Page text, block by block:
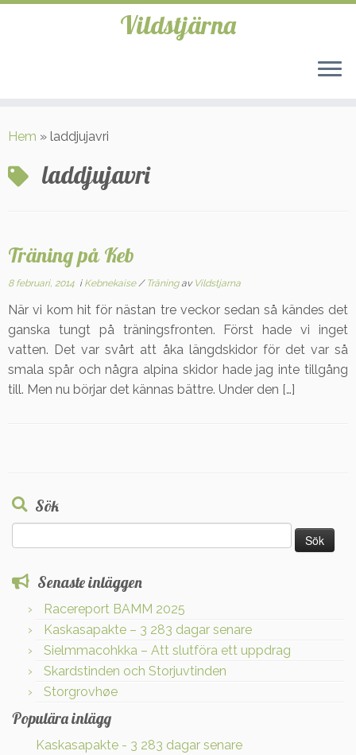
till
Vildstjärna
Hem » laddjujavri
laddjujavri
Träning på Keb
8 februari, 2014 i Kebnekaise/ Träningav Vildstjarna
När vi kom hit för nästan tre veckor sedan så kändes det
ganska tungt på träningsfronten. Först hade vi inget
vatten. Det var svårt att åka längdskidor för det var så
smala spår och några alpina skidor hade jag inte tillgång
till. Men nu börjar det kännas bättre. Under den […]
Sök
efter:
Senaste inläggen
Racereport BAMM 2025
Kaskasapakte – 3 283 dagar senare
Sielmmacohkka – Att slutföra ett uppdrag
Skardstinden och Storjuvtinden
Storgrovhøe
Populära inlägg
Kaskasapakte - 3 283 dagar senare